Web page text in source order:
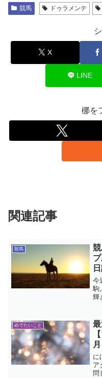
競馬 ドゥラメンテ
X
LINE
梛を
関連記事
競馬
今
駒
輝
哉
めでたいこと
月
に
ア
問